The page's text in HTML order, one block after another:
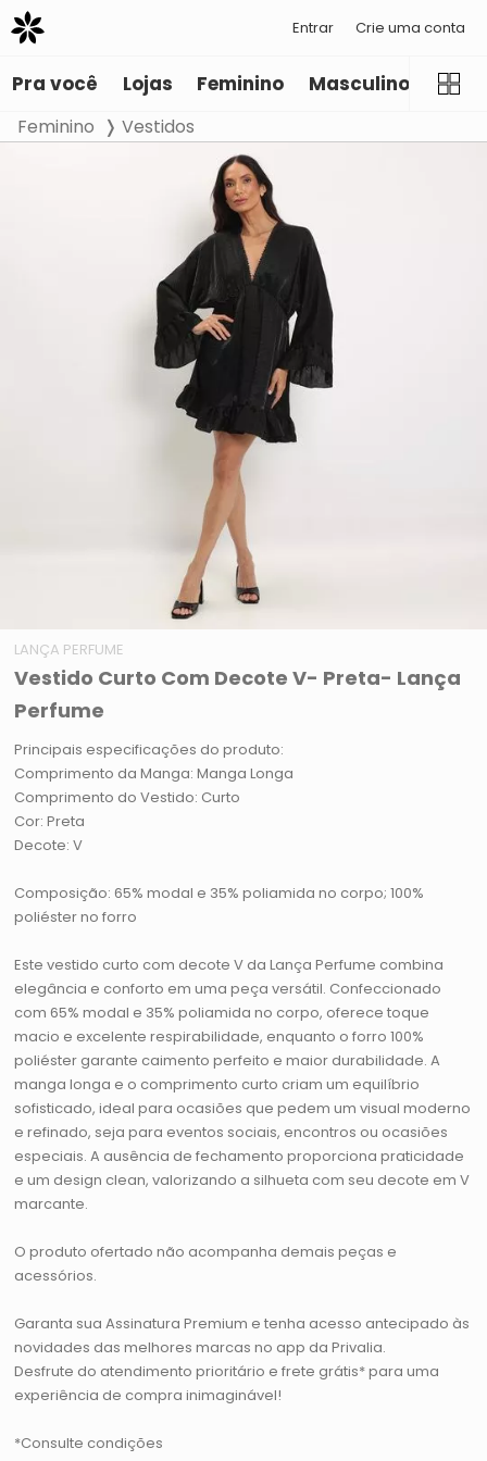
Entrar Crie uma conta
Pra você Lojas Feminino Masculino
Feminino Vestidos
LANÇA PERFUME
Vestido Curto Com Decote V- Preta- Lança
Perfume
Principais especificações do produto:
Comprimento da Manga: Manga Longa
Comprimento do Vestido: Curto
Cor: Preta
Decote: V
Composição: 65% modal e 35% poliamida no corpo; 100%
poliéster no forro
Este vestido curto com decote V da Lança Perfume combina
elegância e conforto em uma peça versátil. Confeccionado
com 65% modal e 35% poliamida no corpo, oferece toque
macio e excelente respirabilidade, enquanto o forro 100%
poliéster garante caimento perfeito e maior durabilidade. A
manga longa e o comprimento curto criam um equilíbrio
sofisticado, ideal para ocasiões que pedem um visual moderno
e refinado, seja para eventos sociais, encontros ou ocasiões
especiais. A ausência de fechamento proporciona praticidade
e um design clean, valorizando a silhueta com seu decote em V
marcante.
O produto ofertado não acompanha demais peças e
acessórios.
Garanta sua Assinatura Premium e tenha acesso antecipado às
novidades das melhores marcas no app da Privalia.
Desfrute do atendimento prioritário e frete grátis* para uma
experiência de compra inimaginável!
*Consulte condições